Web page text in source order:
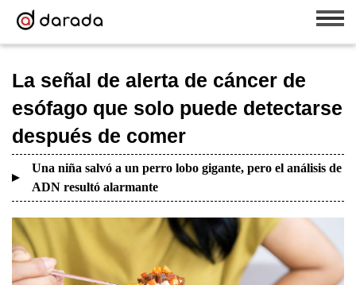
La señal de alerta de cáncer de
esófago que solo puede detectarse
después de comer
Una niña salvó a un perro lobo gigante, pero el análisis de
ADN resultó alarmante